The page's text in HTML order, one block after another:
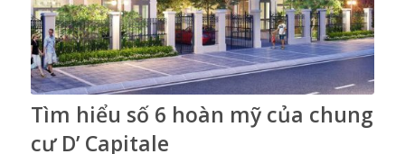
Tìm hiểu số 6 hoàn mỹ của chung
cư D’ Capitale